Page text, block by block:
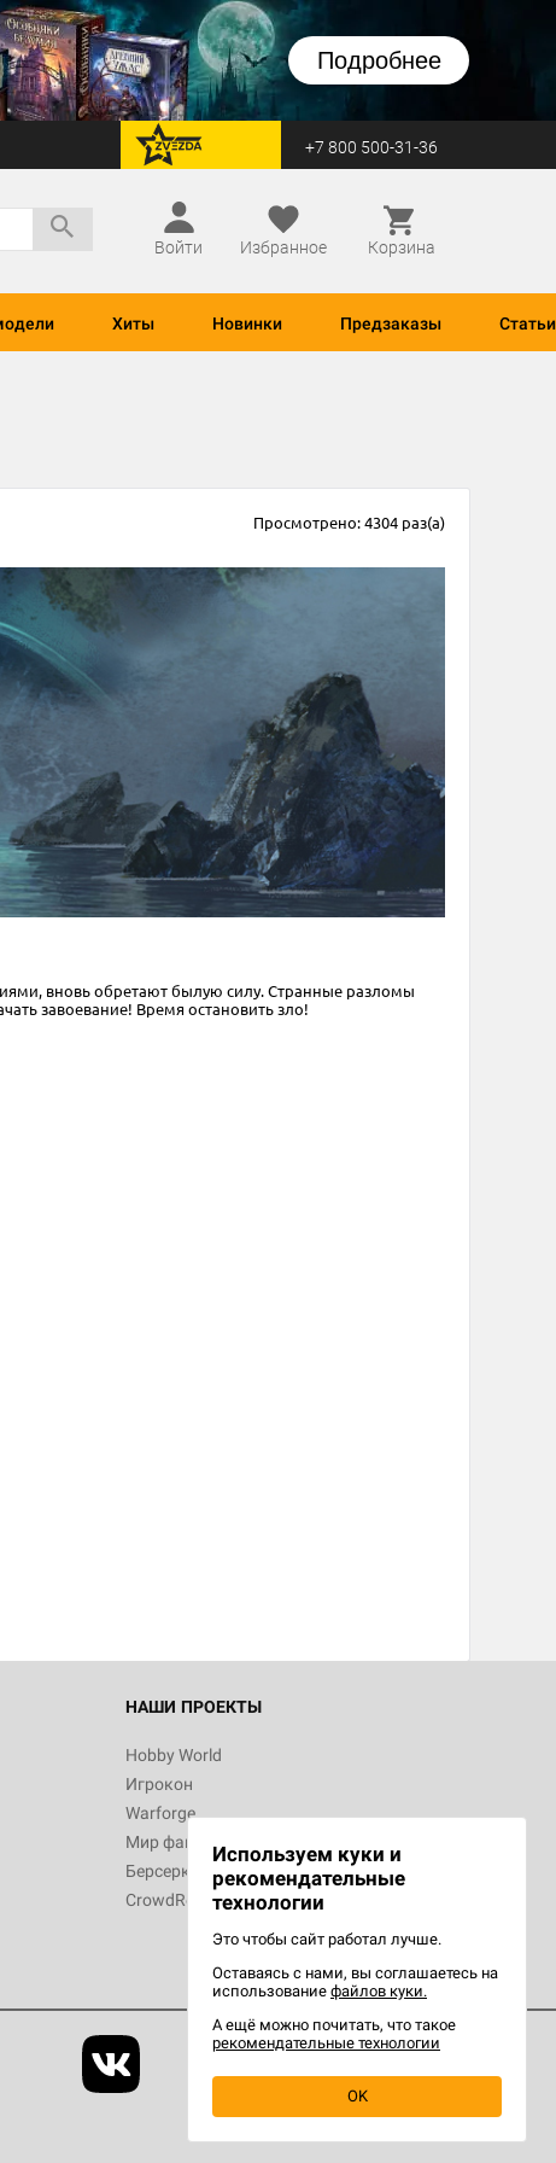
Подробнее
перейти на Zvezda +7 800 500-31-36
Войти
Избранное Корзина
Хиты Новинки Предзаказы Статьи
Просмотрено: 4304 раз(а)
вновь обретают былую силу. Странные разломы
завоевание! Время остановить зло!
НАШИ ПРОЕКТЫ
Hobby World
Игрокон
Warforge
Мир фантастики
Берсерк
CrowdRepublic
Используем куки и
рекомендательные
технологии
Это чтобы сайт работал лучше.
Оставаясь с нами, вы соглашаетесь на
использование файлов куки.
А ещё можно почитать, что такое
рекомендательные технологии
OK